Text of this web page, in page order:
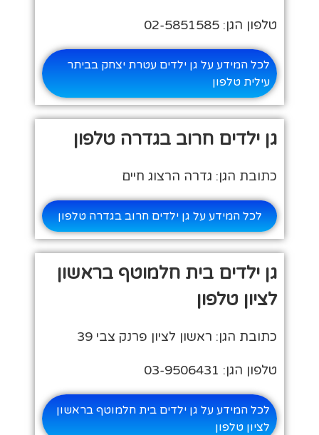
טלפון הגן: 02-5851585
לכל המידע על גן ילדים עטרת יצחק בביתר
עילית טלפון
גן ילדים חרוב בגדרה טלפון
כתובת הגן: גדרה הרצוג חיים
לכל המידע על גן ילדים חרוב בגדרה טלפון
גן ילדים בית חלמוטף בראשון
לציון טלפון
כתובת הגן: ראשון לציון פרנק צבי 39
טלפון הגן: 03-9506431
לכל המידע על גן ילדים בית חלמוטף בראשון
לציון טלפון